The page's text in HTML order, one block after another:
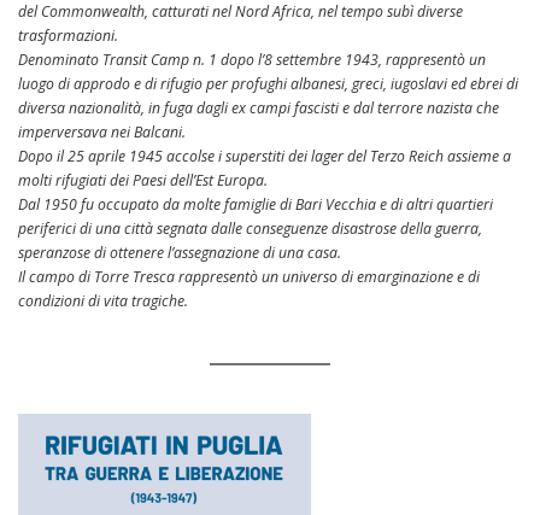
del Commonwealth, catturati nel Nord Africa, nel tempo subì diverse
trasformazioni.
Denominato Transit Camp n. 1 dopo l’8 settembre 1943, rappresentò un
luogo di approdo e di rifugio per profughi albanesi, greci, iugoslavi ed ebrei di
diversa nazionalità, in fuga dagli ex campi fascisti e dal terrore nazista che
imperversava nei Balcani.
Dopo il 25 aprile 1945 accolse i superstiti dei lager del Terzo Reich assieme a
molti rifugiati dei Paesi dell’Est Europa.
Dal 1950 fu occupato da molte famiglie di Bari Vecchia e di altri quartieri
periferici di una città segnata dalle conseguenze disastrose della guerra,
speranzose di ottenere l’assegnazione di una casa.
Il campo di Torre Tresca rappresentò un universo di emarginazione e di
condizioni di vita tragiche.